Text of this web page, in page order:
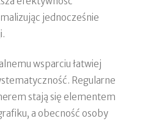
jednocześnie
wsparciu łatwiej
Regularne
stają się elementem
a obecność osoby